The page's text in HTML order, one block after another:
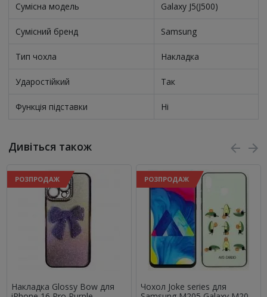
Сумісна модель Galaxy J5(J500)
Сумісний бренд Samsung
Тип чохла Накладка
Ударостійкий Так
Функція підставки Ні
Дивіться також
РОЗПРОДАЖ
Накладка Glossy Bow для
РОЗПРОДАЖ
Чохол Joke series для